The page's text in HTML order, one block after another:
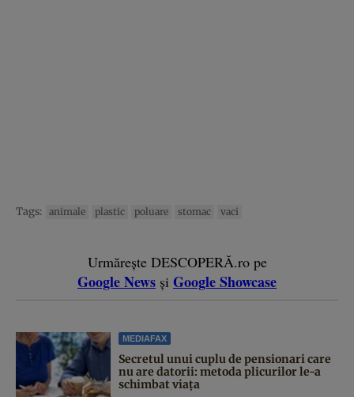
Tags: animale plastic poluare stomac vaci
Urmărește DESCOPERĂ.ro pe
Google News și Google Showcase
MEDIAFAX
Secretul unui cuplu de pensionari care
nu are datorii: metoda plicurilor le-a
schimbat viața